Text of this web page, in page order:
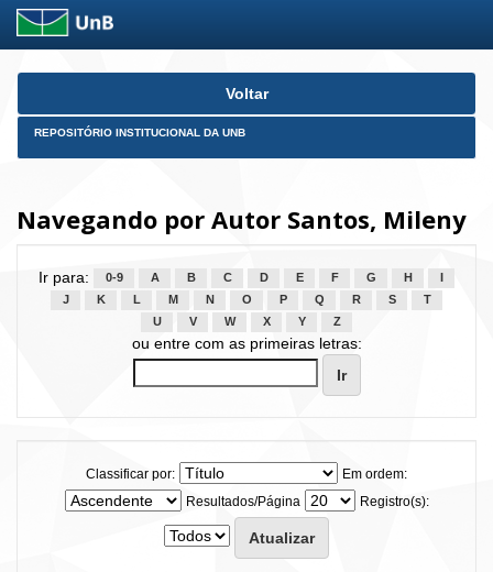
Skip
Voltar
REPOSITÓRIO INSTITUCIONAL DA UNB
Navegando por Autor Santos, Mileny
Ir para: 0-9 A B C D E F G H
J
K L M N O P Q R S
T
U
V W X Y Z
ou entre com as primeiras letras:
Classificar por:
Em ordem:
Resultados/Página
Registro(s):